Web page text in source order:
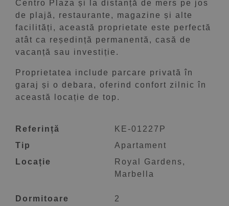
Centro Plaza și la distanță de mers pe jos
de plajă, restaurante, magazine și alte
facilități, această proprietate este perfectă
atât ca reședință permanentă, casă de
vacanță sau investiție.
Proprietatea include parcare privată în
garaj și o debara, oferind confort zilnic în
această locație de top.
Referință
KE-01227P
Tip
Apartament
Locație
Royal Gardens,
Marbella
Dormitoare
2